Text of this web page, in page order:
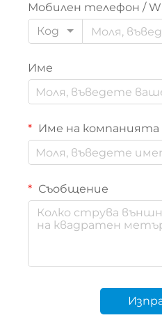
Мобилен телефон /
Код
Име
Име на компанията
Съобщение